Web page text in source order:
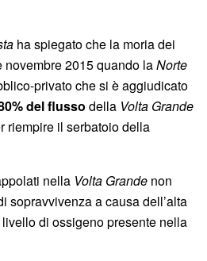
ha spiegato che la moria dei
2015 quando laNorte
privato che si è aggiudicato
del flusso della Volta Grande
riempire il serbatoio della
nella Volta Grande non
sopravvivenza a causa dell’alta
di ossigeno presente nella